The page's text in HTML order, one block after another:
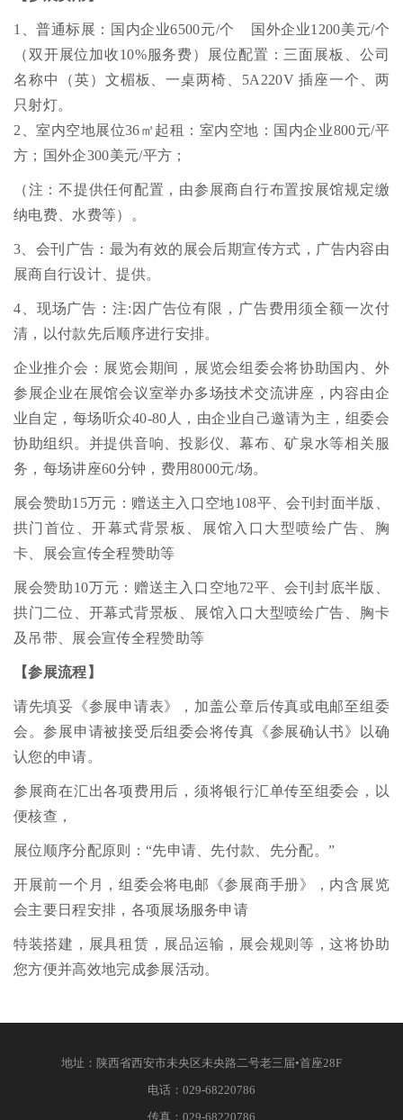
1、普通标展：国内企业6500元/个 国外企业1200美元/个
（双开展位加收10%服务费）展位配置：三面展板、公司
名称中（英）文楣板、一桌两椅、5A220V 插座一个、两
只射灯。
2、室内空地展位36㎡起租：室内空地：国内企业800元/平
方；国外企300美元/平方；
（注：不提供任何配置，由参展商自行布置按展馆规定缴
纳电费、水费等）。
3、会刊广告：最为有效的展会后期宣传方式，广告内容由
展商自行设计、提供。
4、现场广告：注:因广告位有限，广告费用须全额一次付
清，以付款先后顺序进行安排。
企业推介会：展览会期间，展览会组委会将协助国内、外
参展企业在展馆会议室举办多场技术交流讲座，内容由企
业自定，每场听众40-80人，由企业自己邀请为主，组委会
协助组织。并提供音响、投影仪、幕布、矿泉水等相关服
务，每场讲座60分钟，费用8000元/场。
展会赞助15万元：赠送主入口空地108平、会刊封面半版、
拱门首位、开幕式背景板、展馆入口大型喷绘广告、胸
卡、展会宣传全程赞助等
展会赞助10万元：赠送主入口空地72平、会刊封底半版、
拱门二位、开幕式背景板、展馆入口大型喷绘广告、胸卡
及吊带、展会宣传全程赞助等
【参展流程】
请先填妥《参展申请表》，加盖公章后传真或电邮至组委
会。参展申请被接受后组委会将传真《参展确认书》以确
认您的申请。
参展商在汇出各项费用后，须将银行汇单传至组委会，以
便核查，
展位顺序分配原则：“先申请、先付款、先分配。”
开展前一个月，组委会将电邮《参展商手册》，内含展览
会主要日程安排，各项展场服务申请
特装搭建，展具租赁，展品运输，展会规则等，这将协助
您方便并高效地完成参展活动。
地址： 陕西省西安市未央区未央路二号老三届•首座28F
电话： 029-68220786
传真： 029-68220786